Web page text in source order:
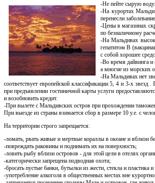
-Не пейте сырую
-На курортах
перенесли
-Цены в магазинах
по безналичному
-На Мальдивах
гепатитом В
с собой хорошее
-Во время дайвинга и
а многие из морских
-На Мальдивах нет
соответствует европейской классификации 5, 4 и 3-х
при предъявлении гостиничной карты услуги
и возобновить кредит.
-При вылете с Мальдивских остров при прохождении
При выезде из страны взимается сбор в размере 10 у.е. с
На территории строго запрещается:
-ломать, рвать живые и мертвые кораллы в океане и вблизи
-повреждать раковины и поднимать их на поверхность;
-ловить рыбу вблизи островов - для этой цели в отелях
-категорически запрещена подводная охота;
-бросать пустые банки, бутылки из жести, стекла и
-употребление алкоголя в общественных местах вне